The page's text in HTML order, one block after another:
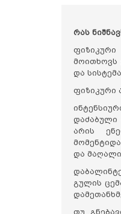
რას
მოითხოვს
და
ფიზიკური
დაძაბული
არის
და
გულის
თუ